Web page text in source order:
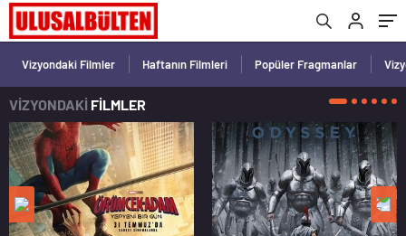
Vizyondaki Filmler Haftanın Filmleri Popüler Fragmanlar
VİZYONDAKİ FİLMLER